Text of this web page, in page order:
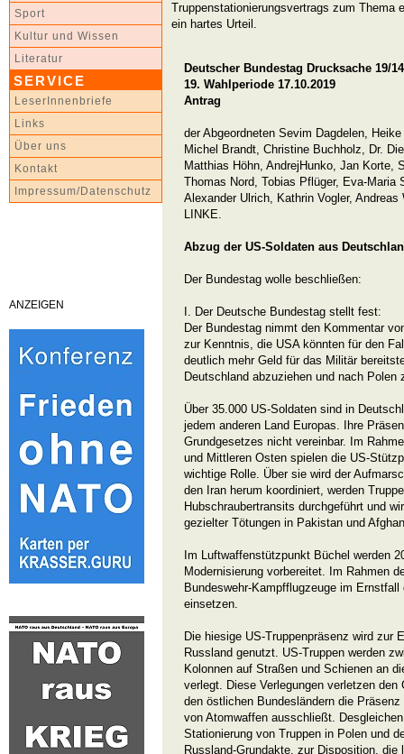
Sport
Kultur und Wissen
Literatur
SERVICE
LeserInnenbriefe
Links
Über uns
Kontakt
Impressum/Datenschutz
ANZEIGEN
Truppenstationierungsvertrags zum Thema
ein hartes Urteil.
Deutscher Bundestag Drucksache 19/
19. Wahlperiode 17.10.2019
Antrag
der Abgeordneten Sevim Dagdelen,
Michel Brandt, Christine Buchholz, Dr.
Matthias Höhn, AndrejHunko, Jan Korte,
Thomas Nord, Tobias Pflüger, Eva-Maria
Alexander Ulrich, Kathrin Vogler,
LINKE.
Abzug der US-Soldaten aus
Der Bundestag wolle beschließen:
I. Der Deutsche Bundestag stellt fest:
Der Bundestag nimmt den Kommentar
zur Kenntnis, die USA könnten für den
deutlich mehr Geld für das Militär
Deutschland abzuziehen und nach Polen
Über 35.000 US-Soldaten sind in
jedem anderen Land Europas. Ihre
Grundgesetzes nicht vereinbar. Im
und Mittleren Osten spielen die US-
wichtige Rolle. Über sie wird der
den Iran herum koordiniert, werden
Hubschraubertransits durchgeführt und
gezielter Tötungen in Pakistan und
Im Luftwaffenstützpunkt Büchel werden
Modernisierung vorbereitet. Im Rahmen
Bundeswehr-Kampfflugzeuge im
einsetzen.
Die hiesige US-Truppenpräsenz wird zur
Russland genutzt. US-Truppen werden
Kolonnen auf Straßen und Schienen an
verlegt. Diese Verlegungen verletzen
den östlichen Bundesländern die
von Atomwaffen ausschließt.
Stationierung von Truppen in Polen und
Russland-Grundakte, zur Disposition,